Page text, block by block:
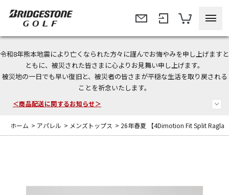
令和8年熊本地震により亡くなられた方々に謹んでお悔やみを申し上げますと
ともに、被災された皆さまに心よりお見舞い申し上げます。
被災地の一日でも早い復旧と、被災者の皆さまが平穏な生活を取り戻される
ことを祈念いたします。
＜夏季休暇中のご注文・発送・お問い合わせ＞
今なら新規会員登録で1,000円OFFクーポンプレゼント！
＜商品配送に関するお知らせ＞
ホーム > アパレル > メンズトップス > 26年春夏 【4Dimotion Fit Split